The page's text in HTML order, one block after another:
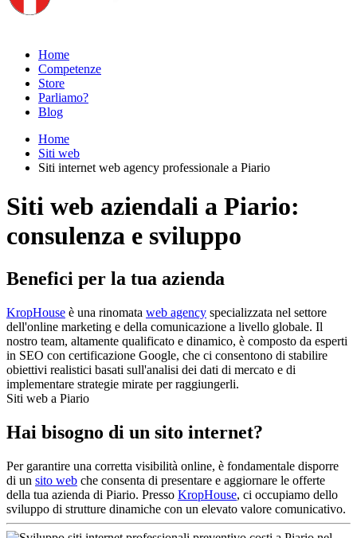
Home
Competenze
Store
Parliamo?
Blog
Home
Siti web
Siti internet web agency professionale a Piario
Siti web aziendali a Piario:
consulenza e sviluppo
Benefici per la tua azienda
KropHouse è una rinomata web agency specializzata nel settore
dell'online marketing e della comunicazione a livello globale. Il
nostro team, altamente qualificato e dinamico, è composto da esperti
in SEO con certificazione Google, che ci consentono di stabilire
obiettivi realistici basati sull'analisi dei dati di mercato e di
implementare strategie mirate per raggiungerli.
Siti web a Piario
Hai bisogno di un sito internet?
Per garantire una corretta visibilità online, è fondamentale disporre
di un sito web che consenta di presentare e aggiornare le offerte
della tua azienda di Piario. Presso KropHouse, ci occupiamo dello
sviluppo di strutture dinamiche con un elevato valore comunicativo.